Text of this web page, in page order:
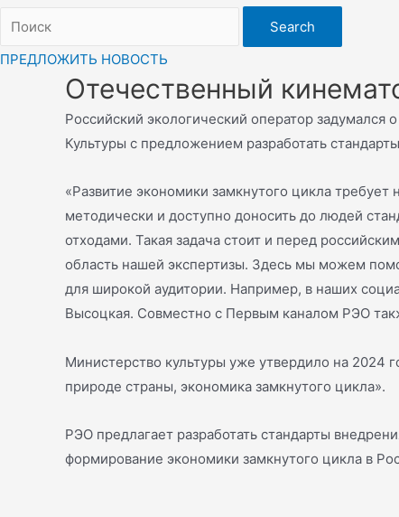
Search
ПРЕДЛОЖИТЬ НОВОСТЬ
Отечественный
Российский экологический оператор
Культуры с предложением разработать
«Развитие экономики замкнутого цикла
методически и доступно доносить до людей
отходами. Такая задача стоит и перед
область нашей экспертизы. Здесь мы можем
для широкой аудитории. Например, в наших
Высоцкая. Совместно с Первым каналом РЭО
Министерство культуры уже утвердило на 2024
природе страны, экономика замкнутого цикла».
РЭО предлагает разработать стандарты
формирование экономики замкнутого цикла в